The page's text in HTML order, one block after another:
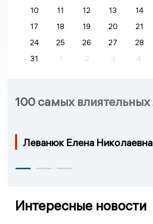
10 11 12 13 14
17
18 19 20 21
24
25 26 27 28
31
1 2 3 4
100 самых
Леванюк Елена Николаевна
Интересные новости